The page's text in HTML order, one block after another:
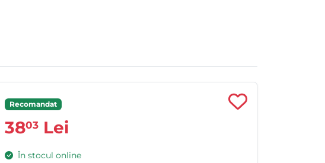
Recomandat
3803 Lei
În stocul online